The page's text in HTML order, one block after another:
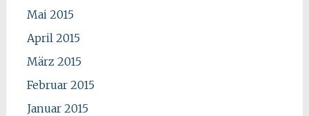
Mai 2015
April 2015
März 2015
Februar 2015
Januar 2015